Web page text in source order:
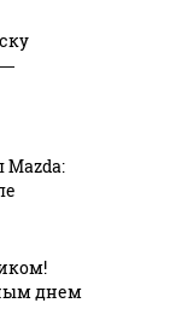
днем